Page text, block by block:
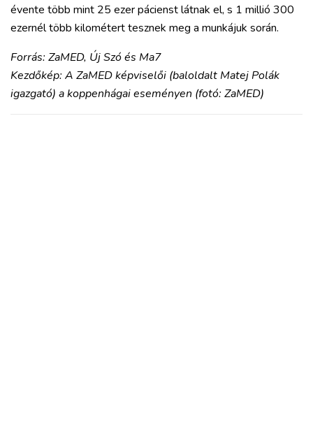
évente több mint 25 ezer pácienst látnak el, s 1 millió 300
ezernél több kilométert tesznek meg a munkájuk során.
Forrás: ZaMED, Új Szó és Ma7
Kezdőkép: A ZaMED képviselői (baloldalt Matej Polák
igazgató) a koppenhágai eseményen (fotó: ZaMED)